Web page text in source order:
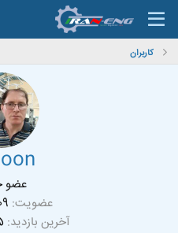
کاربران
عضو
عضویت
آخرین بازدید